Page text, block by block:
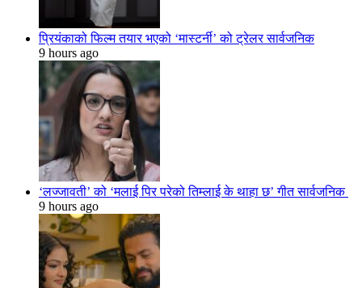
प्रियंकाको फिल्म तयार भएको ‘मास्टर्नी’ को ट्रेलर सार्वजनिक
9 hours ago
‘लज्जावती’ को ‘मलाई पिर परेको तिम्लाई के थाहा छ’ गीत सार्वजनिक
9 hours ago